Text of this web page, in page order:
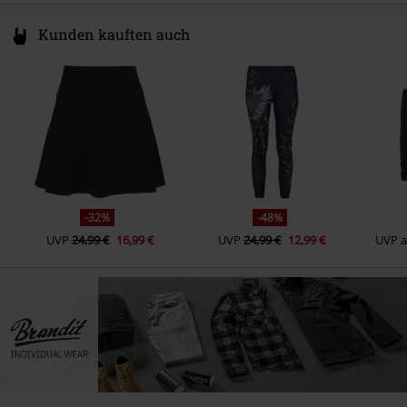
Kunden kauften auch
-32%
UVP 24,99 € 16,99 €
-48%
UVP 24,99 € 12,99 € UVP